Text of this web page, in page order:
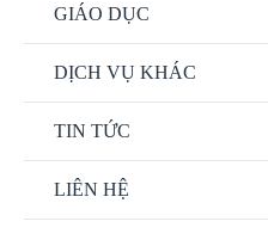
GIÁO DỤC
DỊCH VỤ KHÁC
TIN TỨC
LIÊN HỆ